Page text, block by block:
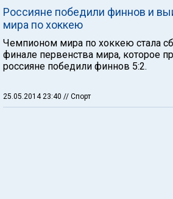
Россияне победили финнов и
мира по хоккею
Чемпионом мира по хоккею стала
финале первенства мира, которое
россияне победили финнов 5:2.
25.05.2014 23:40 // Спорт